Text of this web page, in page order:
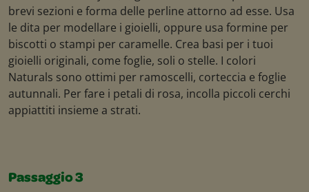
brevi sezioni e forma delle perline attorno ad esse. Usa
le dita per modellare i gioielli, oppure usa formine per
biscotti o stampi per caramelle. Crea basi per i tuoi
gioielli originali, come foglie, soli o stelle. I colori
Naturals sono ottimi per ramoscelli, corteccia e foglie
autunnali. Per fare i petali di rosa, incolla piccoli cerchi
appiattiti insieme a strati.
Passaggio 3